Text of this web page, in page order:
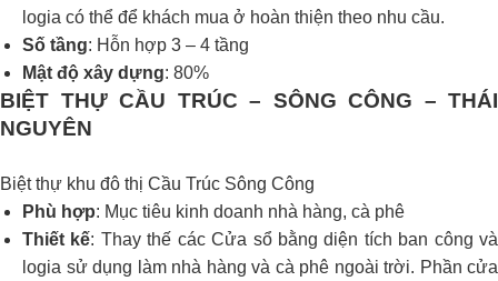
logia có thể để khách mua ở hoàn thiện theo nhu cầu.
Số tầng: Hỗn hợp 3 – 4 tầng
Mật độ xây dựng: 80%
BIỆT THỰ CẦU TRÚC – SÔNG CÔNG – THÁI
NGUYÊN
Biệt thự khu đô thị Cầu Trúc Sông Công
Phù hợp: Mục tiêu kinh doanh nhà hàng, cà phê
Thiết kế: Thay thế các Cửa sổ bằng diện tích ban công và
logia sử dụng làm nhà hàng và cà phê ngoài trời. Phần cửa